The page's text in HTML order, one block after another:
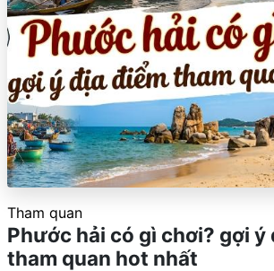
Tham quan
Phước hải có gì chơi? gợi ý
tham quan hot nhất